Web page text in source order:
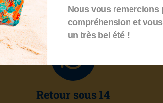
Retour sous 14
Nous vous remercions
compréhension et
un très bel été !